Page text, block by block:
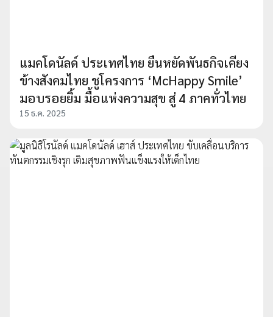
แมคโดนัลด์ ประเทศไทย ยืนหยัดพันธกิจเคียง
ข้างสังคมไทย ชูโครงการ ‘McHappy Smile’
มอบรอยยิ้ม มื้อแห่งความสุข สู่ 4 ภาคทั่วไทย
15 ธ.ค. 2025